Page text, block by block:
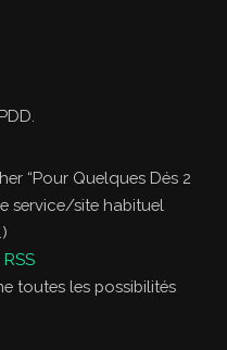
“Pour Quelques Dés 2
service/site habituel
toutes les possibilités